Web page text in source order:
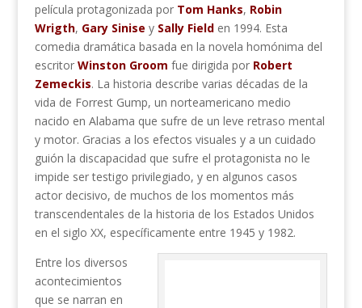
película protagonizada por Tom Hanks, Robin
Wrigth, Gary Sinise y Sally Fielden 1994. Esta
comedia dramática basada en la novela homónima del
escritor Winston Groom fue dirigida por Robert
Zemeckis. La historia describe varias décadas de la
vida de Forrest Gump, un norteamericano medio
nacido en Alabama que sufre de un leve retraso mental
y motor. Gracias a los efectos visuales y a un cuidado
guión la discapacidad que sufre el protagonista no le
impide ser testigo privilegiado, y en algunos casos
actor decisivo, de muchos de los momentos más
transcendentales de la historia de los Estados Unidos
en el siglo XX, específicamente entre 1945 y 1982.
Entre los diversos
acontecimientos
que se narran en